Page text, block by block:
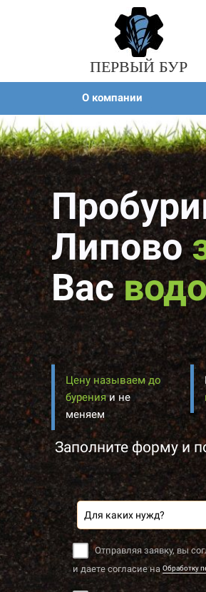
ПЕРВЫЙ БУР
О компании
Липово
Вас
Цену называем до
буренияи не
меняем
Для каких нужд?
Отправляя заявку, вы
и даете согласие на Обработку
Заполните форму и